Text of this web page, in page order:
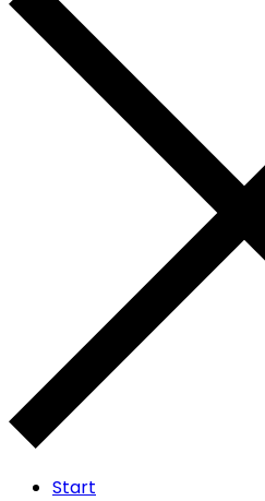
Start